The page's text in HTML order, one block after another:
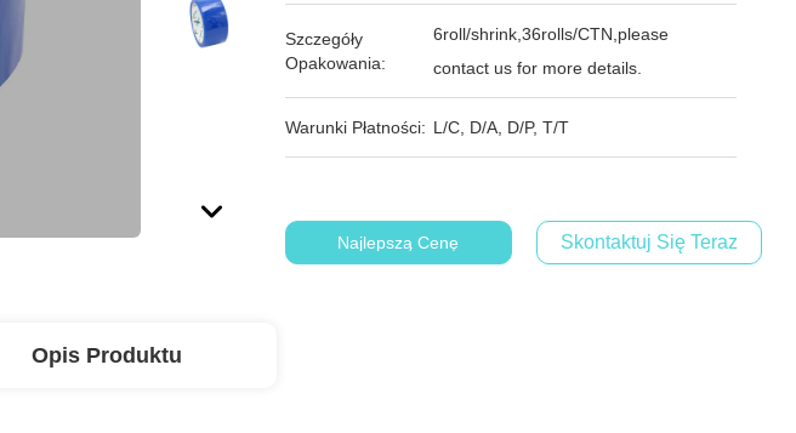
Szczegóły
Opakowania:
6roll/shrink,36rolls/CTN,please
contact us for more details.
Warunki Płatności: L/C, D/A, D/P, T/T
Najlepszą Cenę Skontaktuj Się Teraz
Opis Produktu